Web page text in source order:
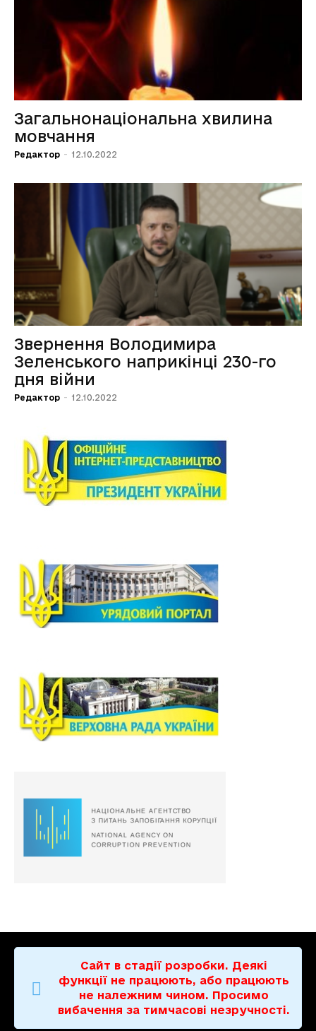
Загальнонаціональна хвилина
мовчання
Редактор - 12.10.2022
Звернення Володимира
Зеленського наприкінці 230-го
дня війни
Редактор - 12.10.2022
Сайт в стадії розробки. Деякі
функції не працюють, або працюють
не належним чином. Просимо
вибачення за тимчасові незручності.